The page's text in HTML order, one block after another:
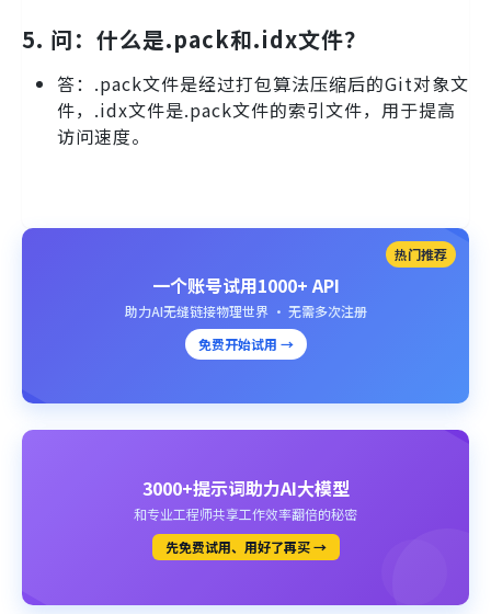
5. 问：什么是.pack和.idx文件？
答：.pack文件是经过打包算法压缩后的Git对象文
件，.idx文件是.pack文件的索引文件，用于提高
访问速度。
热门推荐
一个账号试用1000+ API
助力AI无缝链接物理世界 · 无需多次注册
免费开始试用 →
3000+提示词助力AI大模型
和专业工程师共享工作效率翻倍的秘密
先免费试用、用好了再买 →